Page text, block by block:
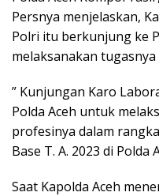
Persnya menjelaskan,
Polri itu berkunjung ke
melaksanakan tugasnya
” Kunjungan Karo
Polda Aceh untuk
profesinya dalam
Base T. A. 2023 di Polda
Saat Kapolda Aceh